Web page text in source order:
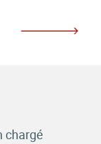
chargé